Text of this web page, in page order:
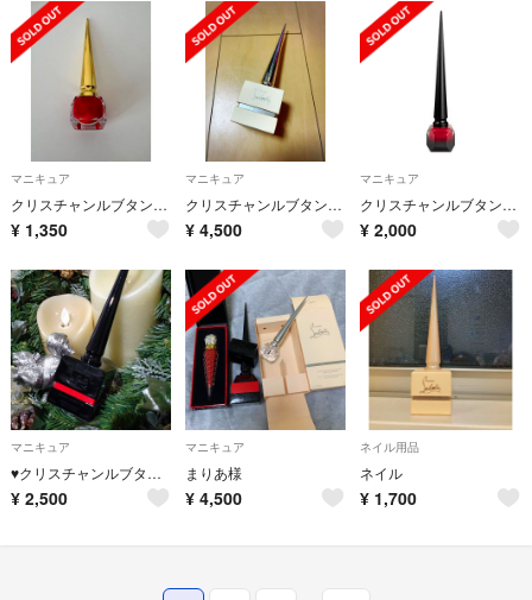
マニキュア
クリスチャンルブタン ルージュルブタン ネイルエメナル
¥ 1,350
マニキュア
クリスチャンルブタン⭐︎ネイル⭐︎ハワイ⭐︎新品⭐︎送料無料
¥ 4,500
マニキュア
クリスチャンルブタン ネイルカラー
¥ 2,000
マニキュア
♥クリスチャンルブタン♥のネイル
¥ 2,500
マニキュア
まりあ様
¥ 4,500
ネイル用品
ネイル
¥ 1,700